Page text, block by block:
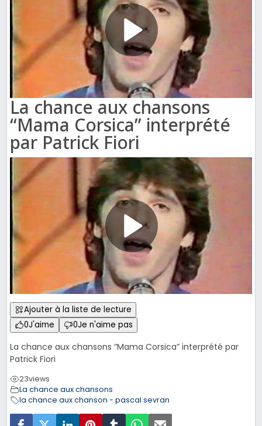
La chance aux chansons
“Mama Corsica” interprété
par Patrick Fiori
Ajouter à la liste de lecture
0J'aime 0Je n'aime pas
La chance aux chansons “Mama Corsica” interprété par
Patrick Fiori
23views
La chance aux chansons
la chance aux chanson - pascal sevran